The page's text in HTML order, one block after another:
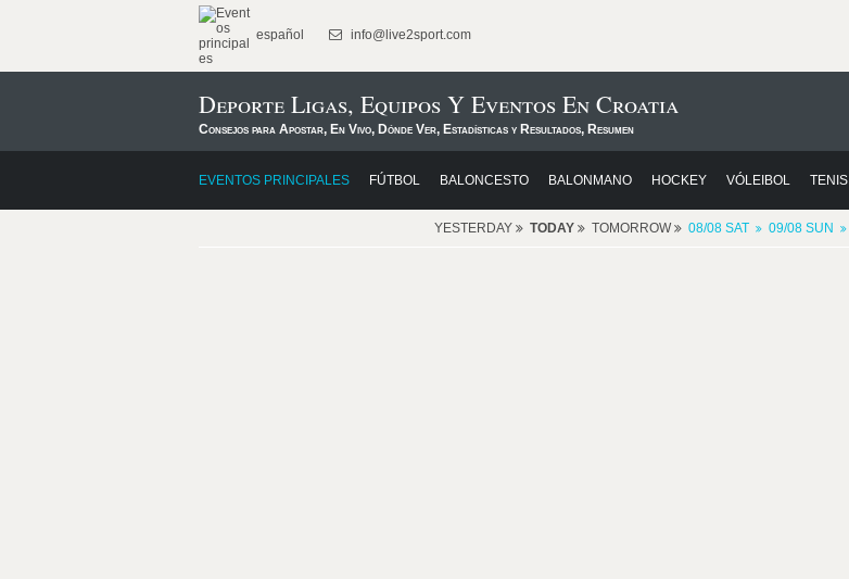
español info@live2sport.com
Deporte Ligas, Equipos Y Eventos En Croatia
Consejos para Apostar, En Vivo, Dónde Ver, Estadísticas y Resultados, Resumen
EVENTOS PRINCIPALES FÚTBOL BALONCESTO BALONMANO HOCKEY VÓLEIBOL TENIS
YESTERDAY TODAY TOMORROW 08/08 SAT 09/08 SUN